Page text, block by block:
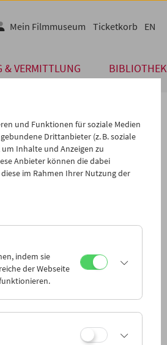
& VERMITTLUNG BIBLIOTHEK
Mein Filmmuseum Ticketkorb EN
an der Abendkasse des
Filmmuseum-Shirts und -Taschen.
verschenkt werden. Fördernde
die das Filmmuseum dreimal
ersten Tag eines neuen
dieses Tages und erhalten 20%
DVDs des Filmmuseums.
und Funktionen für soziale Medien
Drittanbieter (z. B. soziale
Inhalte und Anzeigen zu
Anbieter können die dabei
im Rahmen Ihrer Nutzung der
indem sie
der Webseite